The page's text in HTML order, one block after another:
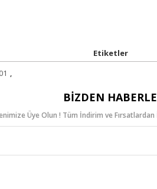
Etiketler
,
BIZDEN
Üye Olun ! Tüm İndirim ve